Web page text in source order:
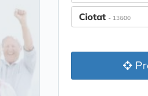
Ciotat - 13600